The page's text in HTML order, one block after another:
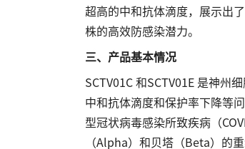
超高的中和抗体滴度，展示出
株的高效防感染潜力。
三、产品基本情况
SCTV01C 和SCTV01E 是神州
中和抗体滴度和保护率下降等
型冠状病毒感染所致疾病（
（Alpha）和贝塔（Beta）的